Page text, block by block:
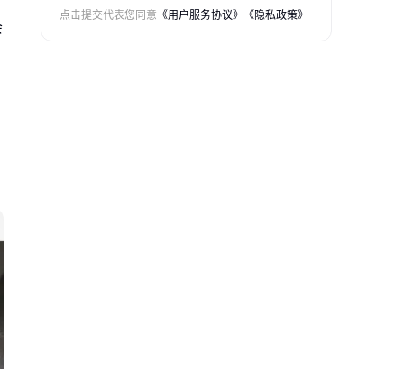
点击提交代表您同意 《用户服务协议》 《隐私政策》